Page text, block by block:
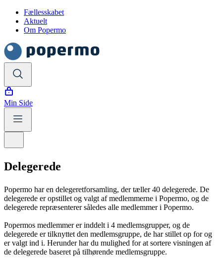
Fællesskabet
Aktuelt
Om Popermo
Min Side
Delegerede
Popermo har en delegeretforsamling, der tæller 40 delegerede. De
delegerede er opstillet og valgt af medlemmerne i Popermo, og de
delegerede repræsenterer således alle medlemmer i Popermo.
Popermos medlemmer er inddelt i 4 medlemsgrupper, og de
delegerede er tilknyttet den medlemsgruppe, de har stillet op for og
er valgt ind i. Herunder har du mulighed for at sortere visningen af
de delegerede baseret på tilhørende medlemsgruppe.